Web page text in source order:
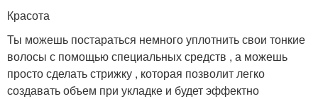
Красота
Ты можешь постараться немного уплотнить свои тонкие
волосы с помощью специальных средств , а можешь
просто сделать стрижку , которая позволит легко
создавать объем при укладке и будет эффектно